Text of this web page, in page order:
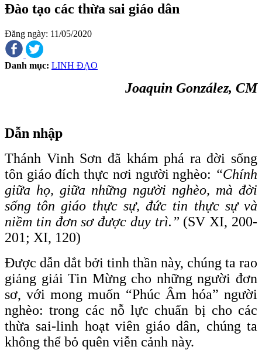
Đào tạo các thừa sai giáo dân
Đăng ngày: 11/05/2020
Danh mục: LINH ĐẠO
Joaquin González, CM
Dẫn nhập
Thánh Vinh Sơn đã khám phá ra đời sống
tôn giáo đích thực nơi người nghèo: “Chính
giữa họ, giữa những người nghèo, mà đời
sống tôn giáo thực sự, đức tin thực sự và
niềm tin đơn sơ được duy trì.” (SV XI, 200-
201; XI, 120)
Được dẫn dắt bởi tinh thần này, chúng ta rao
giảng giải Tin Mừng cho những người đơn
sơ, với mong muốn “Phúc Âm hóa” người
nghèo: trong các nỗ lực chuẩn bị cho các
thừa sai-linh hoạt viên giáo dân, chúng ta
không thể bỏ quên viễn cảnh này.